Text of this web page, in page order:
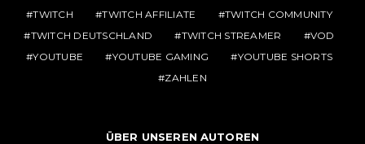
TWITCH
TWITCH AFFILIATE
TWITCH COMMUNITY
TWITCH DEUTSCHLAND
TWITCH STREAMER
VOD
YOUTUBE
YOUTUBE GAMING
YOUTUBE SHORTS
ZAHLEN
ÜBER UNSEREN AUTOREN